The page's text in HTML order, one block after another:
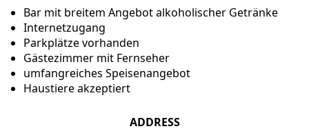
Bar mit breitem Angebot alkoholischer Getränke
Internetzugang
Parkplätze vorhanden
Gästezimmer mit Fernseher
umfangreiches Speisenangebot
Haustiere akzeptiert
ADDRESS